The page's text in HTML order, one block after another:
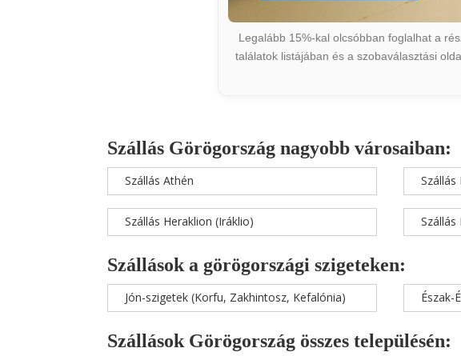
Legalább 15%-kal olcsóbban foglalhat a
találatok listájában és a szobaválasztási
Szállás Görögország nagyobb városaiban:
Szállás Athén
Szállás Heraklion (Iráklio)
Szállás
Szállás
Szállások a görögországi szigeteken:
Jón-szigetek (Korfu, Zakhintosz, Kefalónia) Észak-
Szállások Görögország összes településén: